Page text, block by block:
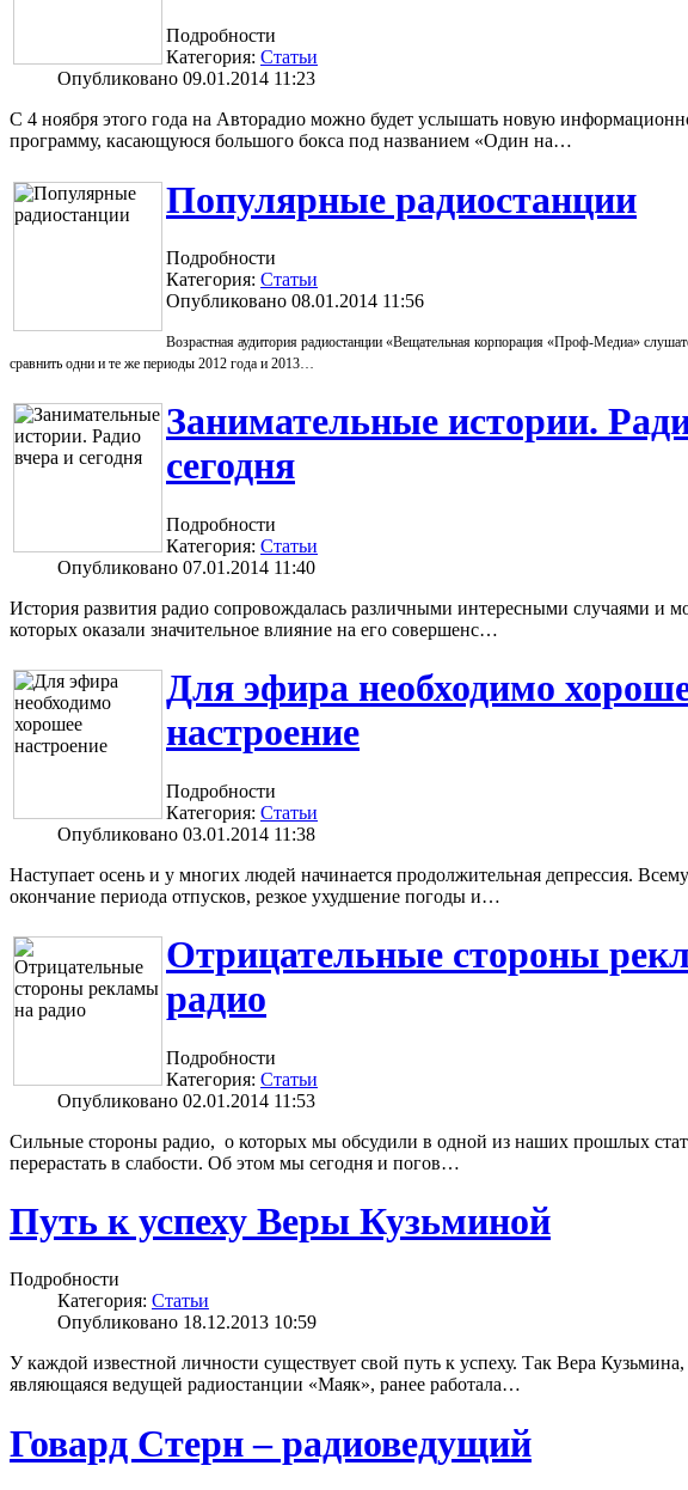
Подробности
Категория: Статьи
Опубликовано 09.01.2014 11:23
С 4 ноября этого года на Авторадио можно будет услышать новую
программу, касающуюся большого бокса под названием «Один на…
Популярные радиостанции
Подробности
Категория: Статьи
Опубликовано 08.01.2014 11:56
Возрастная аудитория радиостанции «Вещательная корпорация «Проф-Медиа»
сравнить одни и те же периоды 2012 года и 2013…
Занимательные истории.
сегодня
Подробности
Категория: Статьи
Опубликовано 07.01.2014 11:40
История развития радио сопровождалась различными интересными случаями и
которых оказали значительное влияние на его совершенс…
Для эфира необходимо
настроение
Подробности
Категория: Статьи
Опубликовано 03.01.2014 11:38
Наступает осень и у многих людей начинается продолжительная депрессия.
окончание периода отпусков, резкое ухудшение погоды и…
Отрицательные стороны
радио
Подробности
Категория: Статьи
Опубликовано 02.01.2014 11:53
Сильные стороны радио, о которых мы обсудили в одной из наших прошлых
перерастать в слабости. Об этом мы сегодня и погов…
Путь к успеху Веры Кузьминой
Подробности
Категория: Статьи
Опубликовано 18.12.2013 10:59
У каждой известной личности существует свой путь к успеху. Так Вера
являющаяся ведущей радиостанции «Маяк», ранее работала…
Говард Стерн – радиоведущий